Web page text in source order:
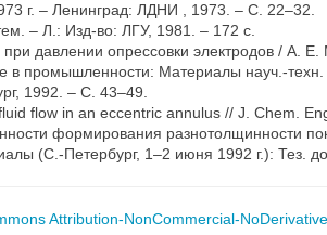
г. – Ленинград: ЛДНИ , 1973. – С. 22–32.
– Л.: Изд-во: ЛГУ, 1981. – 172 с.
при давлении опрессовки электродов /
в промышленности: Материалы науч.-
1992. – С. 43–49.
flow in an eccentric annulus // J. Chem.
формирования разнотолщинности
(С.-Петербург, 1–2 июня 1992 г.): Тез.
Attribution-NonCommercial-